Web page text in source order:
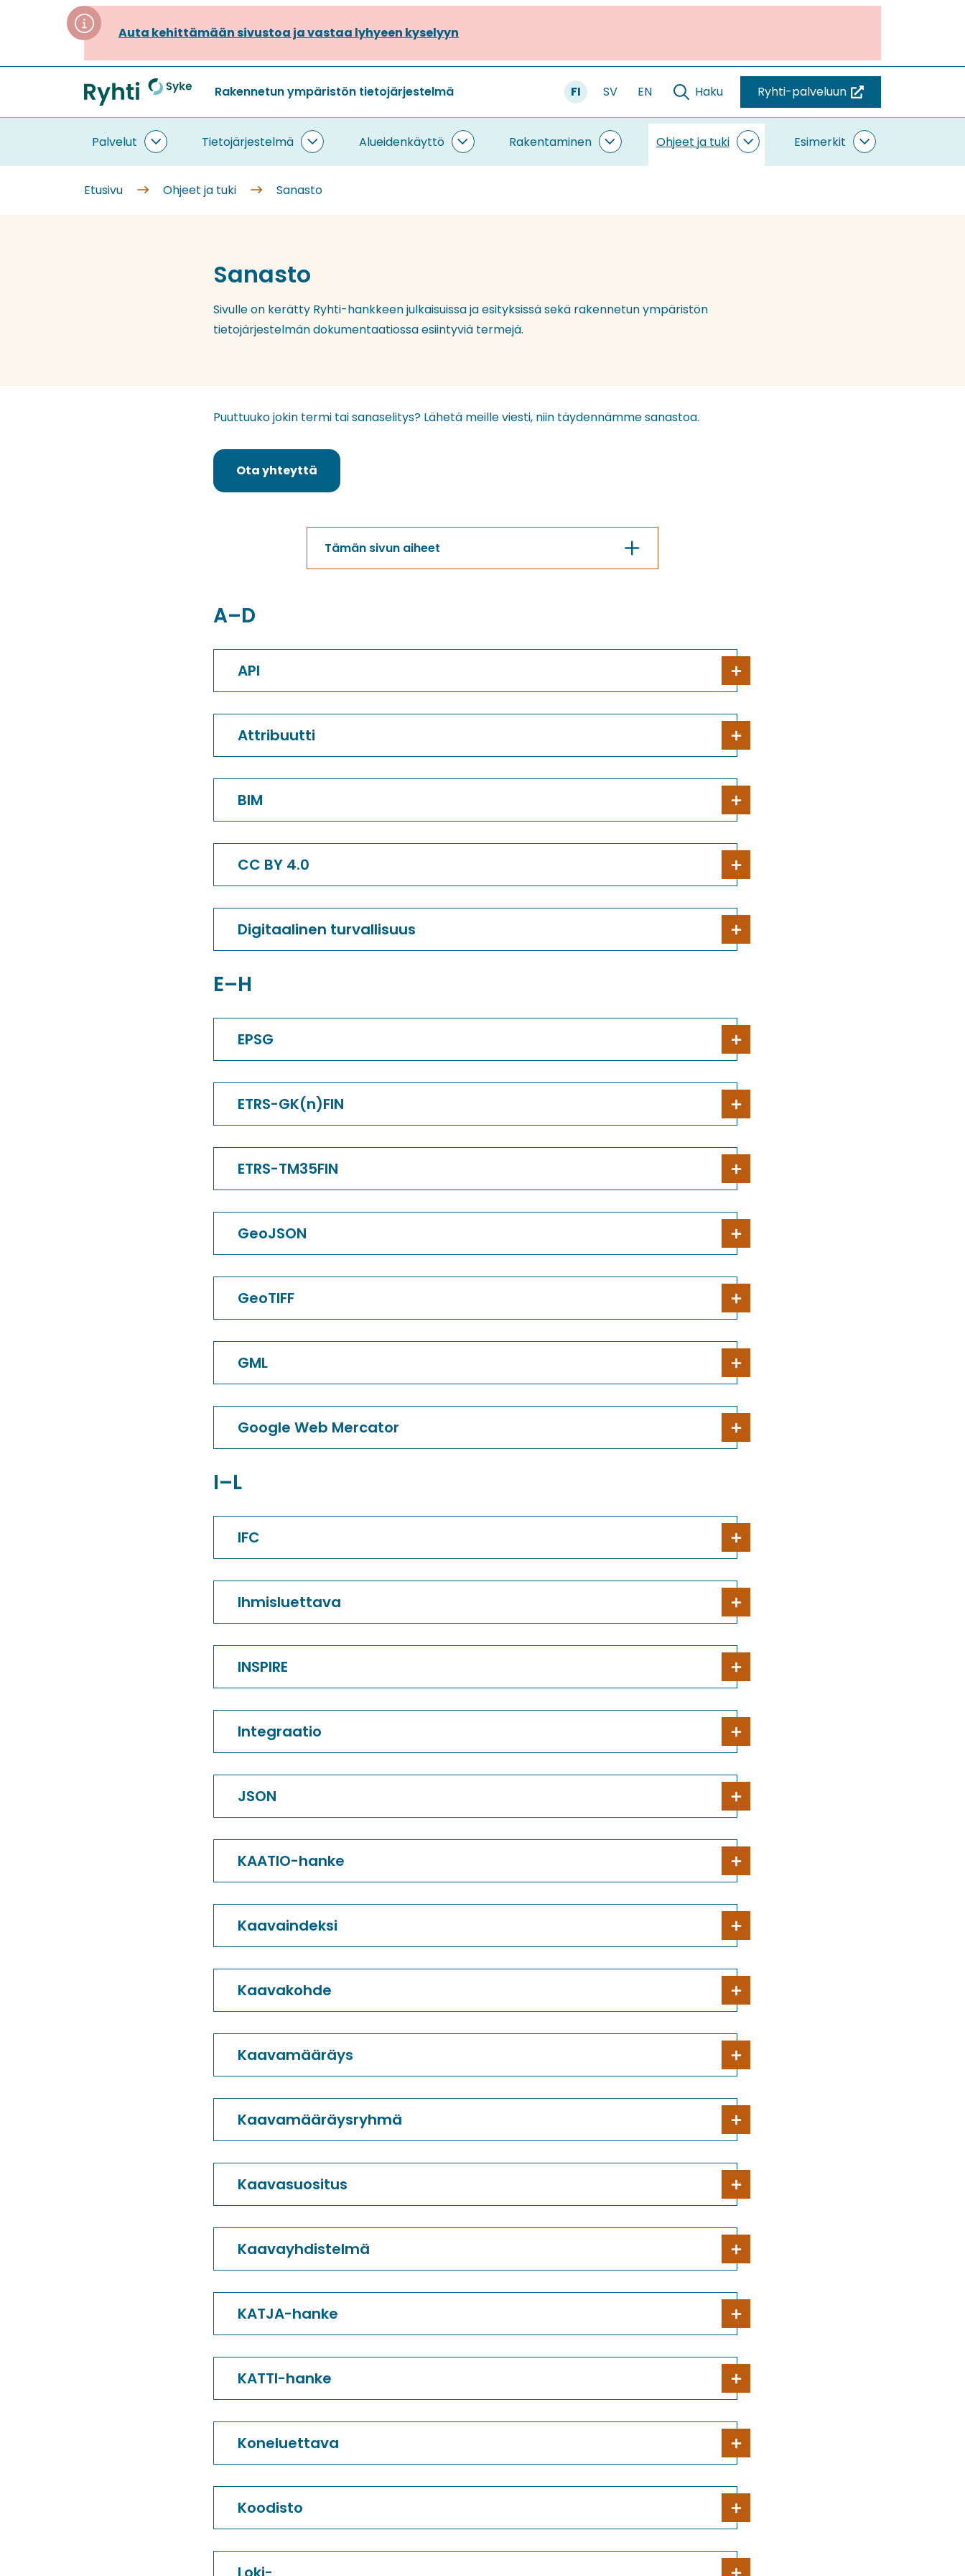
Siirry
sisältöönAuta kehittämään sivustoa ja vastaa lyhyeen kyselyyn
Etusivu
Rakennetun ympäristön tietojärjestelmä FI SV EN Haku Ryhti-palveluun
(siirryt
toiseen
palveluun)
Palvelut
Palvelut
alasivut
Tietojärjestelmä
Tietojärjestelmä
alasivut
Alueidenkäyttö
Alueidenkäyttö
alasivut
Rakentaminen
Rakentaminen
alasivut
Ohjeet ja tuki
Ohjeet
Esimerkit
Esimerkit
alasivut
Etusivu
Ohjeet ja tuki Sanasto
Sanasto
Sivulle on kerätty Ryhti-hankkeen julkaisuissa ja esityksissä sekä rakennetun ympäristön
tietojärjestelmän dokumentaatiossa esiintyviä termejä.
Puuttuuko jokin termi tai sanaselitys? Lähetä meille viesti, niin täydennämme sanastoa.
Ota yhteyttä
Tämän sivun aiheet
A–D
API
Attribuutti
BIM
CC BY 4.0
Digitaalinen turvallisuus
E–H
EPSG
ETRS-GK(n)FIN
ETRS-TM35FIN
GeoJSON
GeoTIFF
GML
Google Web Mercator
I–L
IFC
Ihmisluettava
INSPIRE
Integraatio
JSON
KAATIO-hanke
Kaavaindeksi
Kaavakohde
Kaavamääräys
Kaavamääräysryhmä
Kaavasuositus
Kaavayhdistelmä
KATJA-hanke
KATTI-hanke
Koneluettava
Koodisto